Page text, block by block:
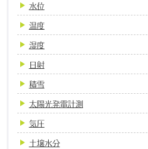
水位
温度
湿度
日射
積雪
太陽光発電計測
気圧
土壌水分